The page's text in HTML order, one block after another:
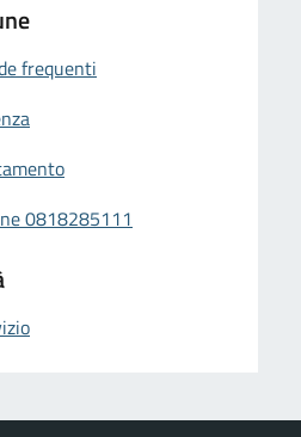
frequenti
0818285111